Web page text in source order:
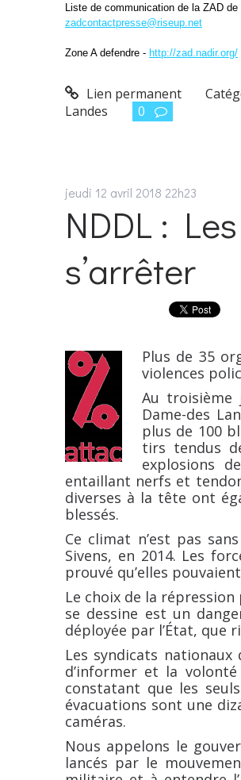
Liste de communication de la ZAD
zadcontactpresse@riseup.net
Zone A defendre - http://zad.nadir.org/
Lien permanent
Landes
0
jeudi 12 avril 2018 22h23
NDDL :
s’arrêter
Plus de 35
violences
Au troisième
Dame-des
plus de 100
tirs tendus
explosions
entaillant nerfs et
diverses à la tête ont
blessés.
Ce climat n’est pas
Sivens, en 2014. Les
prouvé qu’elles
Le choix de la
se dessine est un
déployée par l’État, que
Les syndicats
d’informer et la
constatant que les
évacuations sont une
caméras.
Nous appelons le
lancés par le